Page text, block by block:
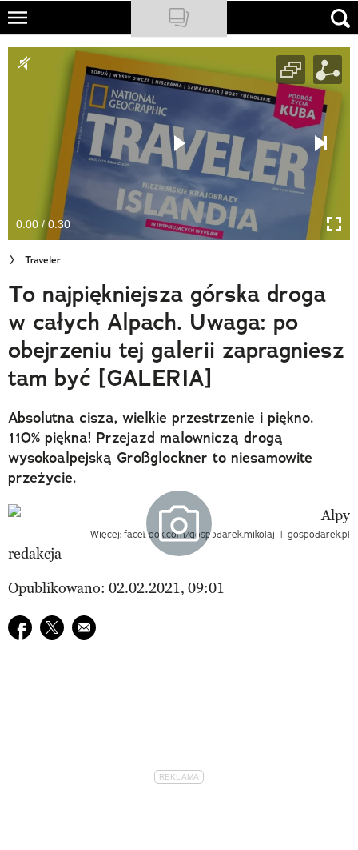
Skip
main
NATIONAL GEOGRAPHIC
TRAVELER
PODCASTY
Newsletter
Cuda Polski
Wielki Konkurs Fotograficzny
Trendbook Podróżniczy
Polecane
0:00 / 0:30
Traveler
To najpiękniejsza górska droga
w całych Alpach. Uwaga: po
obejrzeniu tej galerii zapragniesz
tam być [GALERIA]
Absolutna cisza, wielkie przestrzenie i piękno.
110% piękna! Przejazd malowniczą drogą
wysokoalpejską Großglockner to niesamowite
przeżycie.
Więcej: facebook.com/gospodarek.mikolaj | gospodarek.pl
redakcja
Opublikowano: 02.02.2021, 09:01
Udostępnij na facebook
Udostępnij na twitter
E-mail do przyjaciela